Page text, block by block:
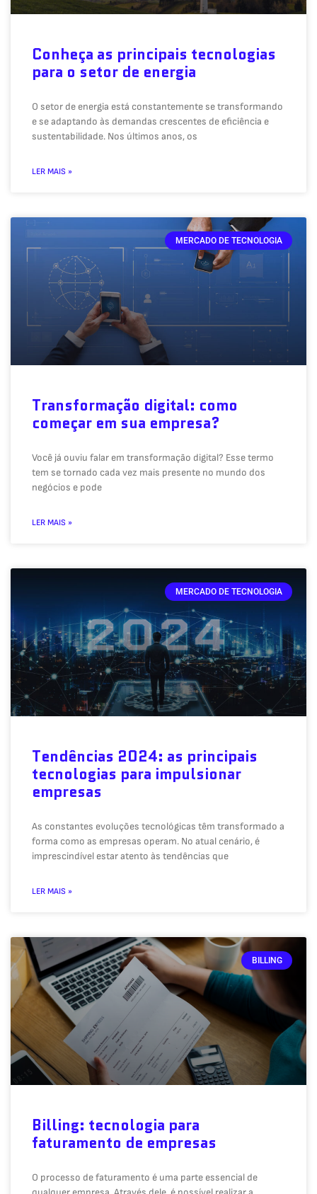
Conheça as principais tecnologias
para o setor de energia
O setor de energia está constantemente se transformando
e se adaptando às demandas crescentes de eficiência e
sustentabilidade. Nos últimos anos, os
LER MAIS »
MERCADO DE TECNOLOGIA
Transformação digital: como
começar em sua empresa?
Você já ouviu falar em transformação digital? Esse termo
tem se tornado cada vez mais presente no mundo dos
negócios e pode
LER MAIS »
MERCADO DE TECNOLOGIA
Tendências 2024: as principais
tecnologias para impulsionar
empresas
As constantes evoluções tecnológicas têm transformado a
forma como as empresas operam. No atual cenário, é
imprescindível estar atento às tendências que
LER MAIS »
BILLING
Billing: tecnologia para
faturamento de empresas
O processo de faturamento é uma parte essencial de